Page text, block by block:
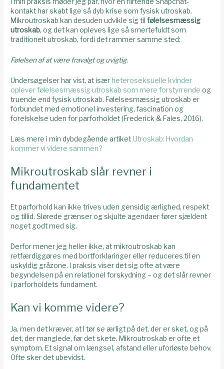
I min praksis møder jeg par, hvor en flirtende Snapchat-
kontakt har skabt lige så dyb krise som fysisk utroskab.
Mikroutroskab kan desuden udvikle sig tilfølelsesmæssig
utroskab, og det kan opleves lige så smertefuldt som
traditionelt utroskab, fordi det rammer samme sted:
Følelsen af at være fravalgt og uvigtig.
Undersøgelser har vist, at især heteroseksuelle kvinder
oplever følelsesmæssig utroskab som mere forstyrrende og
truende end fysisk utroskab. Følelsesmæssig utroskab er
forbundet med emotionel investering, fascination og
forelskelse uden for parforholdet (Frederick & Fales, 2016).
Læs mere i min dybdegående artikel:Utroskab: Hvordan
kommer vi videre sammen?
Mikroutroskab slår revner i
fundamentet
Et parforhold kan ikke trives uden gensidig ærlighed, respekt
og tillid. Slørede grænser og skjulte agendaer fører sjældent
noget godt med sig.
Derfor mener jeg heller ikke, at mikroutroskab kan
retfærdiggøres med bortforklaringer eller reduceres til en
uskyldig gråzone. I praksis viser det sig ofte at være
begyndelsen på en relationel forskydning – og det slår revner
i parforholdets fundament.
Kan vi komme videre?
Ja, men det kræver, at I tør se ærligt på det, der er sket, og på
det, der manglede, før det skete. Mikroutroskab er ofte et
symptom. Et signal om længsel, afstand eller uforløste behov.
Ofte sker det ubevidst.